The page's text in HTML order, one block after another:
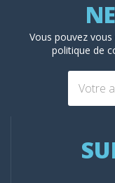
Vous pouvez
politique de